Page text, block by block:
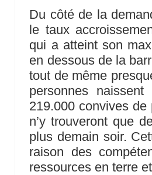
Du côté de la
le taux
qui a atteint son
en dessous de la
tout de même
personnes
219.000 convives de
n’y trouveront que
plus demain soir.
raison des
ressources en terre